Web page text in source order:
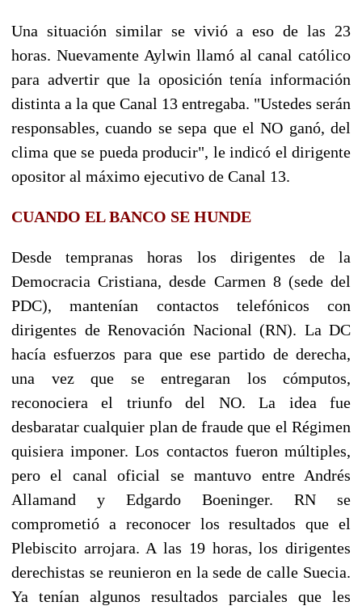
Una situación similar se vivió a eso de las 23
horas. Nuevamente Aylwin llamó al canal católico
para advertir que la oposición tenía información
distinta a la que Canal 13 entregaba. "Ustedes serán
responsables, cuando se sepa que el NO ganó, del
clima que se pueda producir", le indicó el dirigente
opositor al máximo ejecutivo de Canal 13.
CUANDO EL BANCO SE HUNDE
Desde tempranas horas los dirigentes de la
Democracia Cristiana, desde Carmen 8 (sede del
PDC), mantenían contactos telefónicos con
dirigentes de Renovación Nacional (RN). La DC
hacía esfuerzos para que ese partido de derecha,
una vez que se entregaran los cómputos,
reconociera el triunfo del NO. La idea fue
desbaratar cualquier plan de fraude que el Régimen
quisiera imponer. Los contactos fueron múltiples,
pero el canal oficial se mantuvo entre Andrés
Allamand y Edgardo Boeninger. RN se
comprometió a reconocer los resultados que el
Plebiscito arrojara. A las 19 horas, los dirigentes
derechistas se reunieron en la sede de calle Suecia.
Ya tenían algunos resultados parciales que les